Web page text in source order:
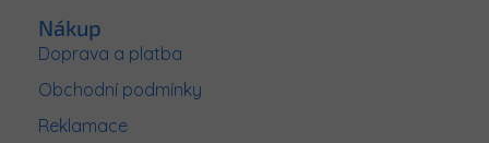
Nákup
Doprava a platba
Obchodní podmínky
Reklamace